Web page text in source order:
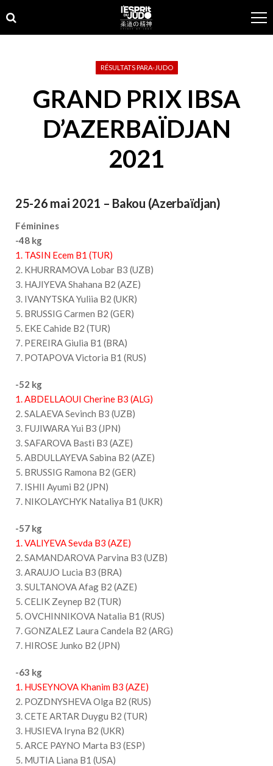
to
navigation
to
content
RÉSULTATS PARA-JUDO
GRAND PRIX IBSA
D’AZERBAÏDJAN
2021
25-26 mai 2021 – Bakou (Azerbaïdjan)
Féminines
-48 kg
1. TASIN Ecem B1 (TUR)
2. KHURRAMOVA Lobar B3 (UZB)
3. HAJIYEVA Shahana B2 (AZE)
3. IVANYTSKA Yuliia B2 (UKR)
5. BRUSSIG Carmen B2 (GER)
5. EKE Cahide B2 (TUR)
7. PEREIRA Giulia B1 (BRA)
7. POTAPOVA Victoria B1 (RUS)
-52 kg
1. ABDELLAOUI Cherine B3 (ALG)
2. SALAEVA Sevinch B3 (UZB)
3. FUJIWARA Yui B3 (JPN)
3. SAFAROVA Basti B3 (AZE)
5. ABDULLAYEVA Sabina B2 (AZE)
5. BRUSSIG Ramona B2 (GER)
7. ISHII Ayumi B2 (JPN)
7. NIKOLAYCHYK Nataliya B1 (UKR)
-57 kg
1. VALIYEVA Sevda B3 (AZE)
2. SAMANDAROVA Parvina B3 (UZB)
3. ARAUJO Lucia B3 (BRA)
3. SULTANOVA Afag B2 (AZE)
5. CELIK Zeynep B2 (TUR)
5. OVCHINNIKOVA Natalia B1 (RUS)
7. GONZALEZ Laura Candela B2 (ARG)
7. HIROSE Junko B2 (JPN)
-63 kg
1. HUSEYNOVA Khanim B3 (AZE)
2. POZDNYSHEVA Olga B2 (RUS)
3. CETE ARTAR Duygu B2 (TUR)
3. HUSIEVA Iryna B2 (UKR)
5. ARCE PAYNO Marta B3 (ESP)
5. MUTIA Liana B1 (USA)